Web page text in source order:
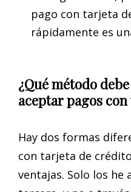
pago con tarjeta
rápidamente es
¿Qué método
aceptar pagos
Hay dos formas
con tarjeta de
ventajas. Solo los he